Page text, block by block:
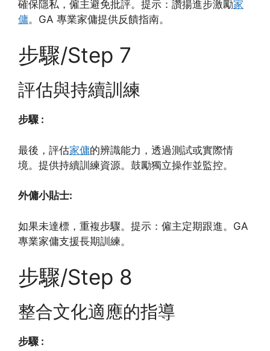
確保隱私，僱主避免批評。提示：讚揚進步激勵家
傭。GA 專業家傭提供反饋指南。
步驟/Step 7
評估與持續訓練
步驟 :
最後，評估家傭的辨識能力，透過測試或實際情
境。提供持續訓練資源。鼓勵獨立操作並監控。
外傭小貼士:
如果未達標，重複步驟。提示：僱主定期跟進。GA
專業家傭支援長期訓練。
步驟/Step 8
整合文化適應的指導
步驟 :